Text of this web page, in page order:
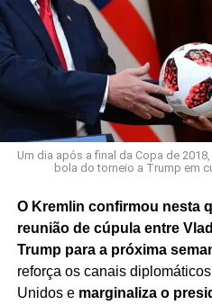
Um dia após a final da Copa de
bola do torneio a Trump em
O Kremlin confirmou nesta
reunião de cúpula entre
Trump para a próxima
reforça os canais
Unidos e marginaliza o